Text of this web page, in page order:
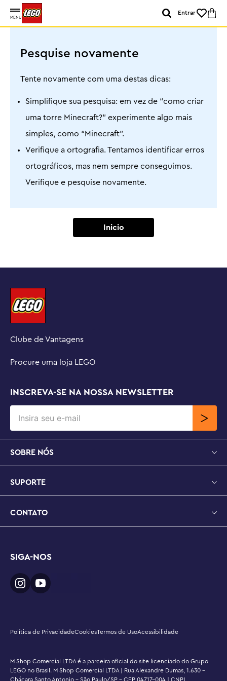
MENU
Entrar
Pesquise novamente
Tente novamente com uma destas dicas:
Simplifique sua pesquisa: em vez de “como criar
uma torre Minecraft?” experimente algo mais
simples, como “Minecraft”.
Verifique a ortografia. Tentamos identificar erros
ortográficos, mas nem sempre conseguimos.
Verifique e pesquise novamente.
Inicio
Clube de Vantagens
Procure uma loja LEGO
INSCREVA-SE NA NOSSA NEWSLETTER
SOBRE NÓS
SUPORTE
CONTATO
SIGA-NOS
Política de PrivacidadeCookiesTermos de UsoAcessibilidade
M Shop Comercial LTDA é a parceira oficial do site licenciado do Grupo
LEGO no Brasil. M Shop Comercial LTDA | Rua Alexandre Dumas, 1.630 -
Chácara Santo Antonio - São Paulo/SP - CEP 04717-004 | CNPJ